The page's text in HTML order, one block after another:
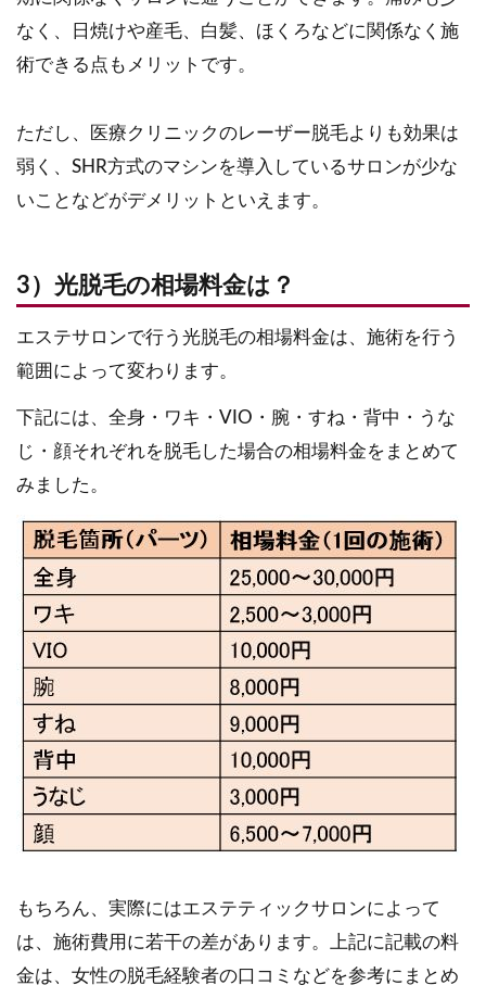
なく、日焼けや産毛、白髪、ほくろなどに関係なく施
術できる点もメリットです。
ただし、医療クリニックのレーザー脱毛よりも効果は
弱く、SHR方式のマシンを導入しているサロンが少な
いことなどがデメリットといえます。
3）光脱毛の相場料金は？
エステサロンで行う光脱毛の相場料金は、施術を行う
範囲によって変わります。
下記には、全身・ワキ・VIO・腕・すね・背中・うな
じ・顔それぞれを脱毛した場合の相場料金をまとめて
みました。
もちろん、実際にはエステティックサロンによって
は、施術費用に若干の差があります。上記に記載の料
金は、女性の脱毛経験者の口コミなどを参考にまとめ